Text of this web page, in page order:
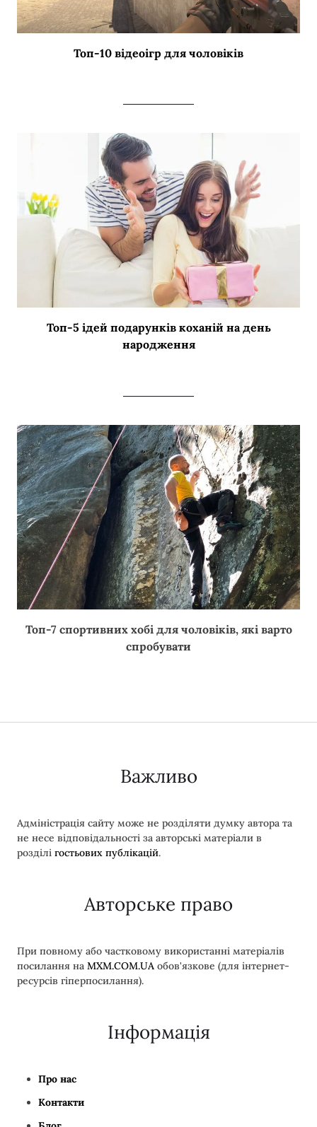
Топ-10 відеоігр для чоловіків
Топ-5 ідей подарунків коханій на день
народження
Топ-7 спортивних хобі для чоловіків, які варто
спробувати
Важливо
Адміністрація сайту може не розділяти думку автора та
не несе відповідальності за авторські матеріали в
розділі гостьових публікацій.
Авторське право
При повному або частковому використанні матеріалів
посилання на MXM.COM.UA обов'язкове (для інтернет-
ресурсів гіперпосилання).
Інформація
Про нас
Контакти